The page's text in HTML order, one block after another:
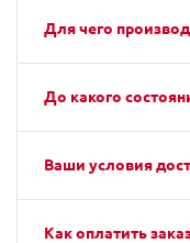
Для чего
До какого
Ваши условия
Как оплатить